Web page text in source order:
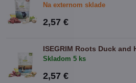
Na externom sklade
2,57 €
ISEGRIM Roots Duck and
Skladom 5 ks
2,57 €